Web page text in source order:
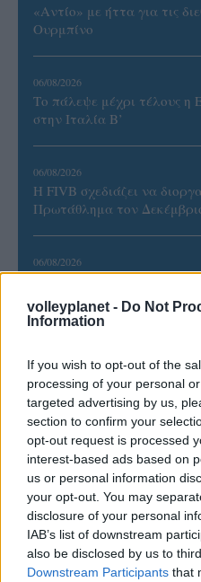
volleyplanet - Do Not
Information
If you wish to opt-out of the
processing of your personal
targeted advertising by us,
section to confirm your
opt-out request is processed
interest-based ads based on
us or personal information
your opt-out. You may
disclosure of your personal
IAB’s list of downstream
also be disclosed by us to
Downstream Participants that
«Αντίο» με ήττα για τις
Ουρμπίνο
06/08/2026
Το πάλεψε μέχρι τέλους η
στην Ιταλία Β’
06/08/2026
Η FIVB σχεδιάζει να
Πρωτάθλημα τον
06/08/2026
Έτοιμη για… υψηλές
με τον «Ιπτάμενο
Ισόπαλο το πρωτο φιλικό
Ουρμπίνο
ΓΝΩΜΕΣ